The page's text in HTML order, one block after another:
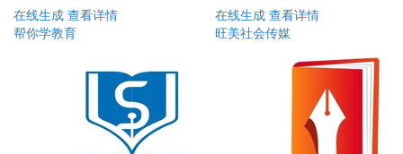
在线生成 查看详情
帮你学教育
在线生成 查看详情
旺美社会传媒